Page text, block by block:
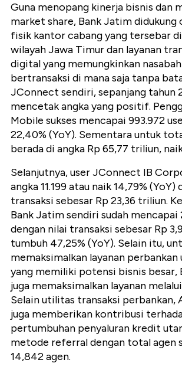
Guna menopang kinerja bisnis dan
market share, Bank Jatim didukung
fisik kantor cabang yang tersebar
wilayah Jawa Timur dan layanan
digital yang memungkinkan
bertransaksi di mana saja tanpa
JConnect sendiri, sepanjang tahun
mencetak angka yang positif.
Mobile sukses mencapai 993.972
22,40% (YoY). Sementara untuk
berada di angka Rp 65,77 triliun,
Selanjutnya, user JConnect IB
angka 11.199 atau naik 14,79% (YoY)
transaksi sebesar Rp 23,36 triliun.
Bank Jatim sendiri sudah mencapai
dengan nilai transaksi sebesar Rp
tumbuh 47,25% (YoY). Selain itu,
memaksimalkan layanan perbankan
yang memiliki potensi bisnis besar,
juga memaksimalkan layanan
Selain utilitas transaksi perbankan,
juga memberikan kontribusi
pertumbuhan penyaluran kredit
metode referral dengan total agen
14,842 agen.